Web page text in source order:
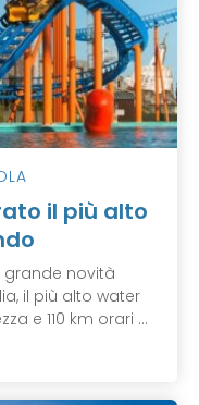
il più alto
grande novità
il più alto water
e 110 km orari ...